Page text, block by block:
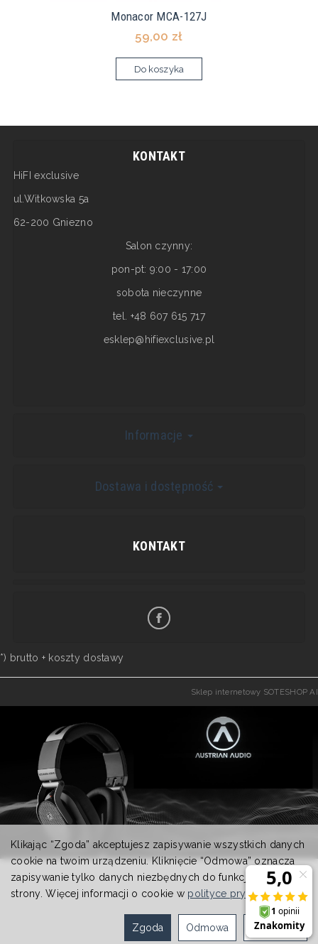
Monacor MCA-127J
59,00 zł
Do koszyka
KONTAKT
HiFI exclusive
ul.Witkowska 5a
62-200 Gniezno
Salon czynny:
pon-pt: 9:00 - 17:00
sobota nieczynne
tel. +48 607 615 717
esklep@hifiexclusive.pl
Informacje
Dostawa i dostępność
KONTAKT
*) brutto + koszty dostawy
Sklep internetowy SOTESHOP AI
Klikając “Zgoda” akceptujesz zapisywanie wszystkich danych
cookie na twoim urządzeniu. Kliknięcie “Odmowa” oznacza
zapisywanie tylko danych niezbędnych do funkcjonowania
strony. Więcej informacji o cookie w polityce prywatności.
Ustawienia
Odmowa
Zgoda